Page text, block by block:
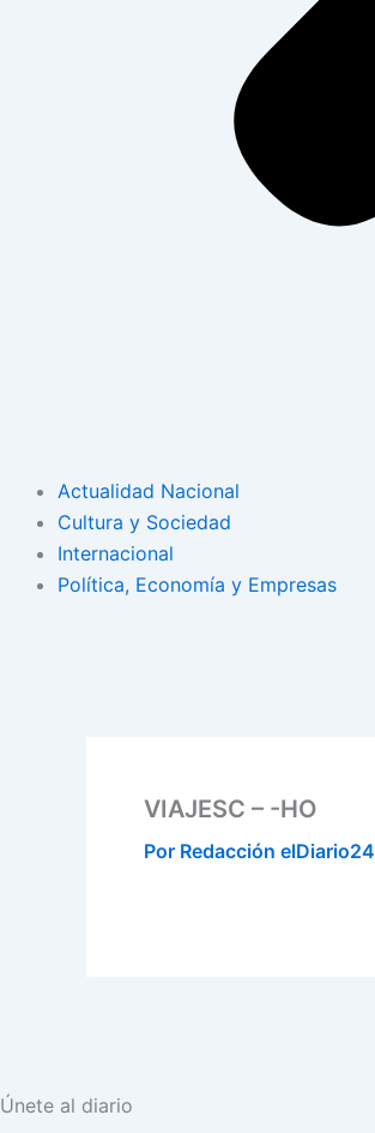
Actualidad Nacional
Cultura y Sociedad
Internacional
Política, Economía y Empresas
VIAJESC – -HO
Por Redacción elDiario24
Únete al diario